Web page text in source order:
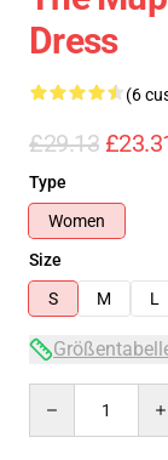
Dress
(6
£29.13
Type
Women
Size
S
M L